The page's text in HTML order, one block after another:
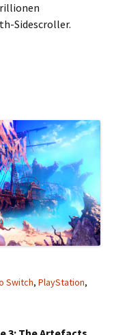
Sidescroller.
China im Review: Ist
Switch, PlayStation,